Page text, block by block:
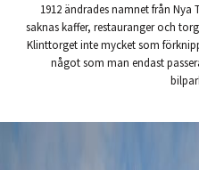
1912 ändrades namnet från
saknas kaffer, restauranger och
Klinttorget inte mycket som
något som man endast